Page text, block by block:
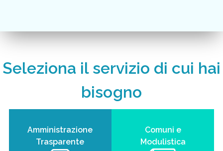
Seleziona il servizio di cui hai
bisogno
Amministrazione
Trasparente
Comuni e
Modulistica